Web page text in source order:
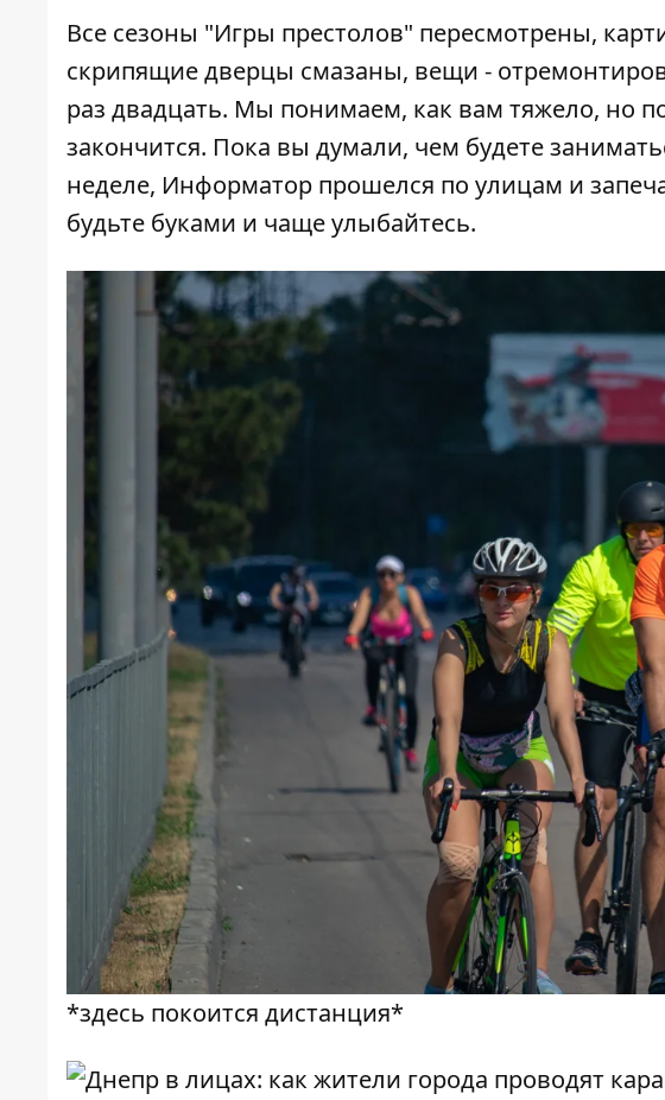
Все сезоны "Игры престолов" пересмотрены,
скрипящие дверцы смазаны, вещи -
раз двадцать. Мы понимаем, как вам тяжело, но
закончится. Пока вы думали, чем будете
неделе, Информатор прошелся по улицам и
будьте буками и чаще улыбайтесь.
*здесь покоится дистанция*